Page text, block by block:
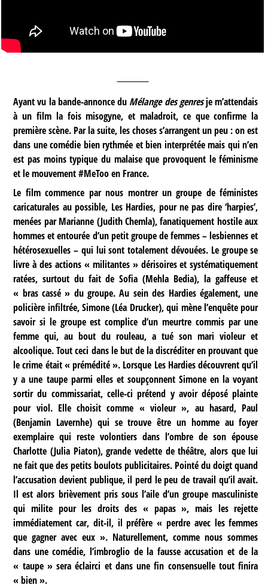
Ayant vu la bande-annonce du Mélange des genresje m’attendais
à un film la fois misogyne, et maladroit, ce que confirme la
première scène. Par la suite, les choses s’arrangent un peu : on est
dans une comédie bien rythmée et bien interprétée mais qui n’en
est pas moins typique du malaise que provoquent le féminisme
et le mouvement #MeToo en France.
Le film commence par nous montrer un groupe de féministes
caricaturales au possible, Les Hardies, pour ne pas dire ‘harpies’,
menées par Marianne (Judith Chemla), fanatiquement hostile aux
hommes et entourée d’un petit groupe de femmes – lesbiennes et
hétérosexuelles – qui lui sont totalement dévouées. Le groupe se
livre à des actions « militantes » dérisoires et systématiquement
ratées, surtout du fait de Sofia (Mehla Bedia), la gaffeuse et
« bras cassé » du groupe. Au sein des Hardies également, une
policière infiltrée, Simone (Léa Drucker), qui mène l’enquête pour
savoir si le groupe est complice d’un meurtre commis par une
femme qui, au bout du rouleau, a tué son mari violeur et
alcoolique. Tout ceci dans le but de la discréditer en prouvant que
le crime était « prémédité ». Lorsque Les Hardies découvrent qu’il
y a une taupe parmi elles et soupçonnent Simone en la voyant
sortir du commissariat, celle-ci prétend y avoir déposé plainte
pour viol. Elle choisit comme « violeur », au hasard, Paul
(Benjamin Lavernhe) qui se trouve être un homme au foyer
exemplaire qui reste volontiers dans l’ombre de son épouse
Charlotte (Julia Piaton), grande vedette de théâtre, alors que lui
ne fait que des petits boulots publicitaires. Pointé du doigt quand
l’accusation devient publique, il perd le peu de travail qu’il avait.
Il est alors brièvement pris sous l’aile d’un groupe masculiniste
qui milite pour les droits des « papas », mais les rejette
immédiatement car, dit-il, il préfère « perdre avec les femmes
que gagner avec eux ». Naturellement, comme nous sommes
dans une comédie, l’imbroglio de la fausse accusation et de la
« taupe » sera éclairci et dans une fin consensuelle tout finira
« bien ».